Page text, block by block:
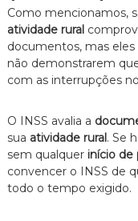
Como mencionamos,
atividade rural
documentos, mas
não demonstrarem
com as interrupções
O INSS avalia a
sua atividade rural. Se
sem qualquer início de
convencer o INSS de
todo o tempo exigido.